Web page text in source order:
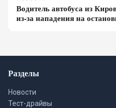
Водитель автобуса из
из-за нападения на
Разделы
Новости
Тест-драйвы